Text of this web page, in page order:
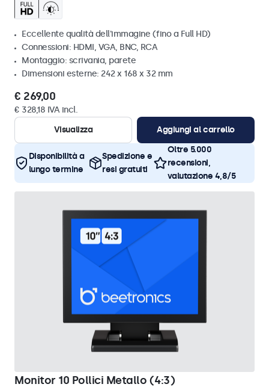
Eccellente qualità dell'immagine (fino a Full HD)
Connessioni: HDMI, VGA, BNC, RCA
Montaggio: scrivania, parete
Dimensioni esterne: 242 x 168 x 32 mm
€ 269,00
€ 328,18 IVA incl.
Visualizza
Aggiungi al carrello
Disponibilità a
lungo termine
Spedizione e
resi gratuiti
Oltre 5.000
recensioni,
valutazione 4,8/5
Monitor 10 Pollici Metallo (4:3)